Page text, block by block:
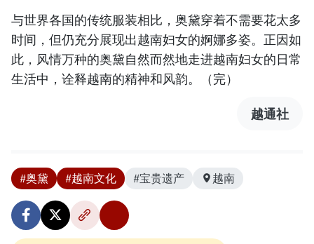
与世界各国的传统服装相比，奥黛穿着不需要花太多
时间，但仍充分展现出越南妇女的婀娜多姿。正因如
此，风情万种的奥黛自然而然地走进越南妇女的日常
生活中，诠释越南的精神和风韵。（完）
越通社
#奥黛 #越南文化 #宝贵遗产 越南